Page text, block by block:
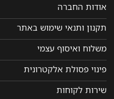
אודות החברה
תקנון ותנאי שימוש באתר
משלוח ואיסוף עצמי
פינוי פסולת אלקטרונית
שירות לקוחות